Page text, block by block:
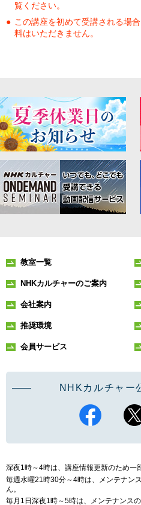
覧ください。
この講座を初めて受講される場
料はいただきません。
教室一覧
NHKカルチャーのご案内
会社案内
推奨環境
会員サービス
NHKカルチャー
深夜1時～4時は、講座情報更新のため一
毎週水曜21時30分～4時は、メンテナン
ん。
毎月1日深夜1時～5時は、メンテナンス